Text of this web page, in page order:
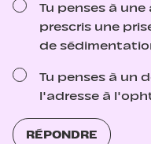
Tu penses à
prescris une
de
Tu penses à un
l'adresse à
RÉPONDRE